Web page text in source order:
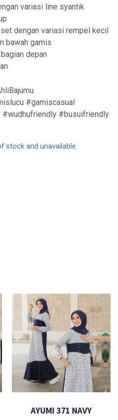
variasi line syantik
dengan variasi rempel kecil
bawah gamis
depan
#gamiscasual
#busuifriendly
stock and unavailable.
AYUMI 371 NAVY